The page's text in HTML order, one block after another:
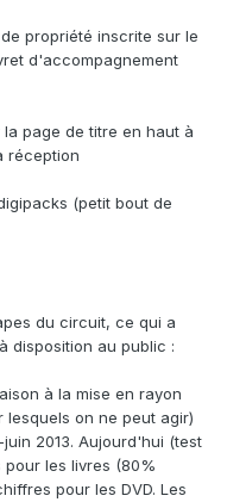
propriété inscrite sur le
d'accompagnement
page de titre en haut à
réception
(petit bout de
du circuit, ce qui a
disposition au public :
à la mise en rayon
on ne peut agir)
2013. Aujourd'hui (test
les livres (80%
pour les DVD. Les